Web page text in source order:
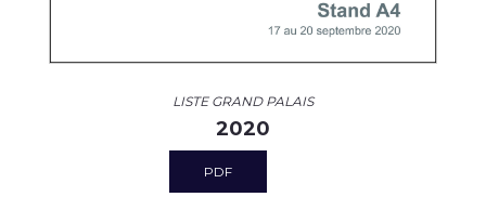
LISTE GRAND PALAIS
2020
PDF